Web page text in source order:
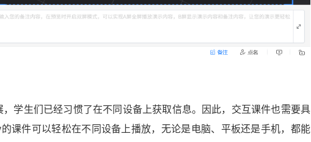
，学生们已经习惯了在不同设备上获取信息。因此，交互课件也需要具
课件可以轻松在不同设备上播放，无论是电脑、平板还是手机，都能